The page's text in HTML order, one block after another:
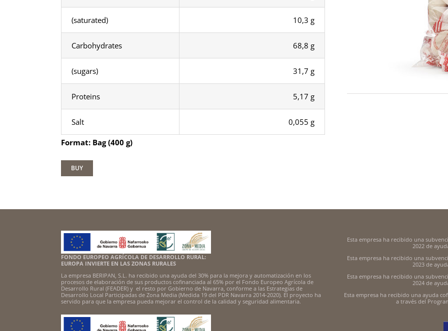
(saturated) 10,3 g
Carbohydrates 68,8 g
(sugars) 31,7 g
Proteins 5,17 g
Salt 0,055 g
Format: Bag (400 g)
BUY
FONDO EUROPEO AGRÍCOLA DE DESARROLLO RURAL:
EUROPA INVIERTE EN LAS ZONAS RURALES
La empresa BERIPAN, S.L. ha recibido una ayuda del 30% para la mejora y automatización en los
procesos de elaboración de sus productos cofinanciada al 65% por el Fondo Europeo Agrícola de
Desarrollo Rural (FEADER) y el resto por Gobierno de Navarra, conforme a las Estrategias de
Desarrollo Local Participadas de Zona Media (Medida 19 del PDR Navarra 2014-2020). El proyecto ha
servido para que la empresa pueda mejorar el control de la calidad y seguridad alimentaria.
Esta empresa ha recibido una
2022 de
Esta empresa ha recibido una
2023 de
Esta empresa ha recibido una
2024 de
Esta empresa ha recibido una ayuda
a través del